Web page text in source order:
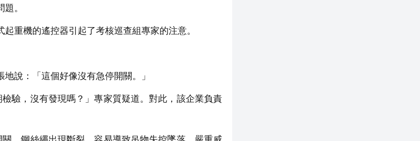
。
重機的遙控器引起了考核巡查組專家的注意。
說：「這個好像沒有急停開關。」
驗，沒有發現嗎？」專家質疑道。對此，該企業負責